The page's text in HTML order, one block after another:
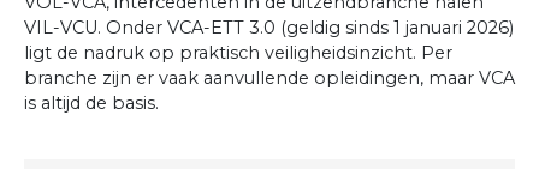
VIL-VCU. Onder VCA-ETT 3.0 (geldig sinds 1 januari 2026)
ligt de nadruk op praktisch veiligheidsinzicht. Per
branche zijn er vaak aanvullende opleidingen, maar VCA
is altijd de basis.